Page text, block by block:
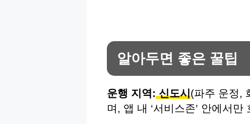
알아두면 좋은 꿀팁
운행 지역:신도시(파주 운정,
며, 앱 내 ‘서비스존’ 안에서만